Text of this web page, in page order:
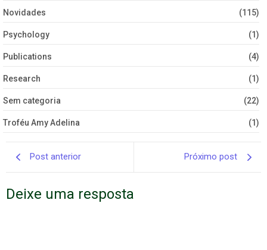
Novidades (115)
Psychology (1)
Publications (4)
Research (1)
Sem categoria (22)
Troféu Amy Adelina (1)
Post anterior Próximo post
Deixe uma resposta